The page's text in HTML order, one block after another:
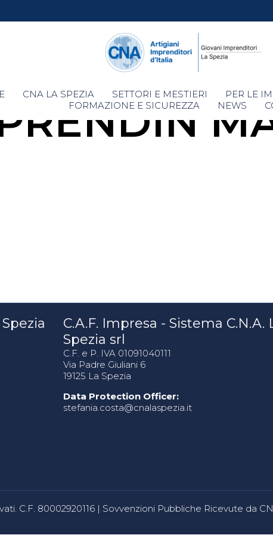
Skip
to
CNA LA SPEZIA SETTORI E MESTIERI PER LE
FORMAZIONE E SICUREZZA
NEWS
C.A.F. Impresa - Sistema C.N.A.
Spezia srl
C.F. e P. IVA 01091040111
Via Padre Giuliani 6
19125 La Spezia
Data Protection Officer:
stefania.costa@cnalaspezia.it
C.F. 80002920116 | Sovvenzioni Pubbliche Ricevute da